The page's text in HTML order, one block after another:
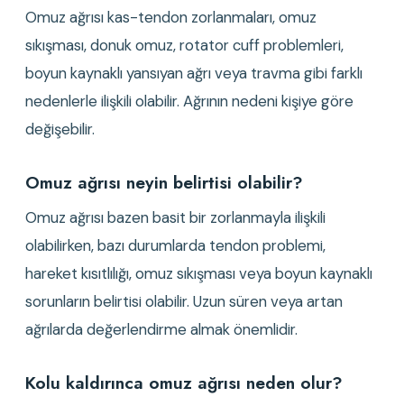
Omuz ağrısı kas-tendon zorlanmaları, omuz
sıkışması, donuk omuz, rotator cuff problemleri,
boyun kaynaklı yansıyan ağrı veya travma gibi farklı
nedenlerle ilişkili olabilir. Ağrının nedeni kişiye göre
değişebilir.
Omuz ağrısı neyin belirtisi olabilir?
Omuz ağrısı bazen basit bir zorlanmayla ilişkili
olabilirken, bazı durumlarda tendon problemi,
hareket kısıtlılığı, omuz sıkışması veya boyun kaynaklı
sorunların belirtisi olabilir. Uzun süren veya artan
ağrılarda değerlendirme almak önemlidir.
Kolu kaldırınca omuz ağrısı neden olur?